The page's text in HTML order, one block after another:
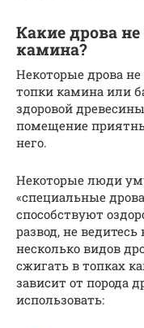
Какие дрова
камина?
Некоторые дрова
топки камина или
здоровой
помещение
него.
Некоторые люди
«специальные
способствуют
развод, не
несколько видов
сжигать в топках
зависит от порода
использовать: